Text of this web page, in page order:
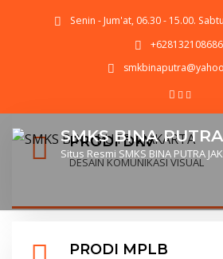
Senin - Jum'at, 06.30 - 15.00.
+628132108686
SMKS BINA
Situs Resmi SMKS BINA PUTRA
PRODI DKV
DESAIN KOMUNIKASI VISUAL
PRODI MPLB